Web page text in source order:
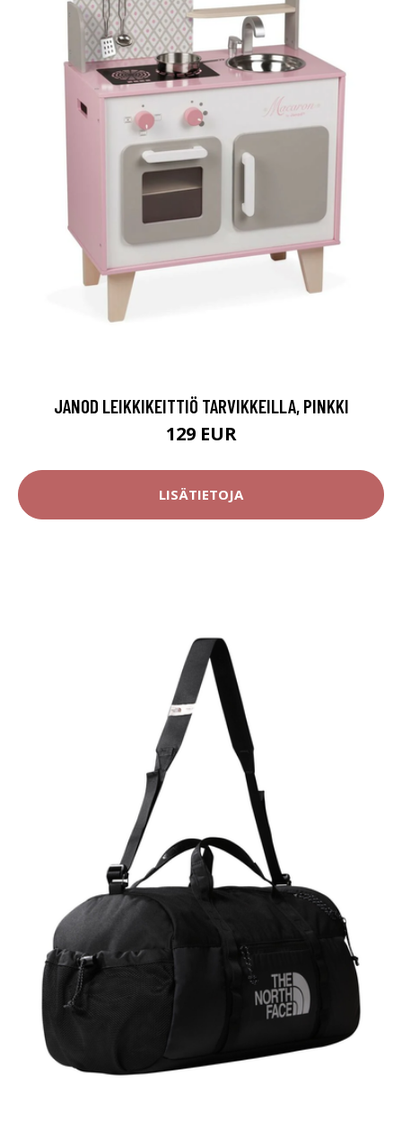
JANOD LEIKKIKEITTIÖ TARVIKKEILLA, PINKKI
129 EUR
LISÄTIETOJA